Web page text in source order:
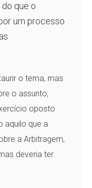
que o
um processo
o tema, mas
o assunto,
oposto
aquilo que a
a Arbitragem,
deveria ter